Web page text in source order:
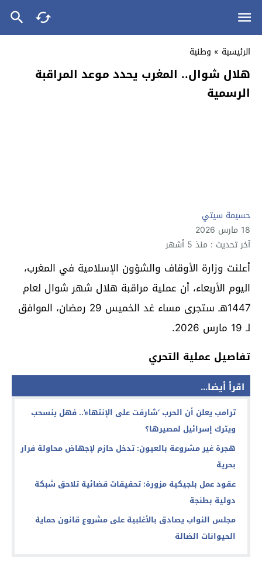
الرئيسية » وطنية
هلال شوال.. المغرب يحدد موعد المراقبة
الرسمية
حسيمة سيتي
18 مارس 2026
آخر تحديث : منذ 5 أشهر
أعلنت وزارة الأوقاف والشؤون الإسلامية في المغرب،
اليوم الأربعاء، أن عملية مراقبة هلال شهر شوال لعام
1447هـ ستجرى مساء غد الخميس 29 رمضان، الموافق
لـ 19 مارس 2026.
تفاصيل عملية التحري
اقرأ أيضا...
ترامب يعلن أن الحرب ‘شارفت على الإنتهاء’.. فهل ينسحب
ويترك إسرائيل لمصيرها؟
هجرة غير مشروعة بالعيون: تدخل حازم لإجهاض محاولة فرار
بحرية
عقود عمل بلجيكية مزورة: تحقيقات قضائية تلاحق شبكة
دولية بطنجة
مجلس النواب يصادق بالأغلبية على مشروع قانون حماية
الحيوانات الضالة